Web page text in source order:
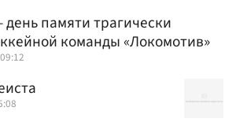
памяти трагически
команды «Локомотив»